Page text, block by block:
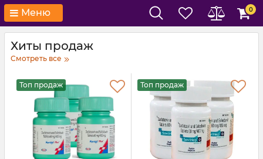
Меню 0
Хиты продаж
Смотреть все
Топ продаж Топ продаж